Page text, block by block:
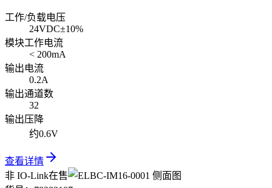
工作/负载电压
24VDC±10%
模块工作电流
< 200mA
输出电流
0.2A
输出通道数
32
输出压降
约0.6V
查看详情
非 IO-Link在售